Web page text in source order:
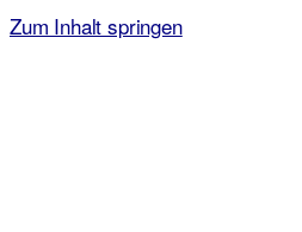
Zum Inhalt springen